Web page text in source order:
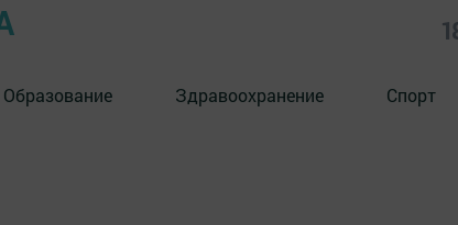
Образование Здравоохранение Спорт